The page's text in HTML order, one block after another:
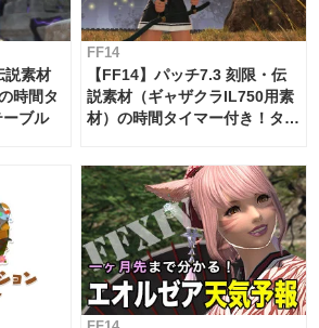
説素材
時間タ
ブル
FF14
【FF14】パッチ7.3 刻限・伝
説素材（ギャザクラIL750用素
材）の時間タイマー付き！タイ